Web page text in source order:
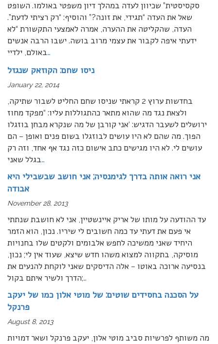
סקסיסטית” שכיוון לעדה במהלך דיון משפטי באולמו. השופט
שאל את העדה “תגידי, את זונה?” והוסיף: “רק רציתי לדעת”.
העדה, שהקליטה את ההערה, אמרה לאמצעי התקשורת “לא
ידעתי איפה לקבור את עצמי מרוב בושה. ישבו הרבה אנשים
באולם, ילדיי…
ניסו שחם: הקוזאק שנגזל
January 22, 2014
בחדשות ערוץ 2 קראתי שניסו שחם החליט לשבור שתיקה,
ולצאת נגד מה שהוא מתאר כהתגוללות עליו: “מפקד מחוז
ירושלים לשעבר הדגיש: ‘אני קורבן של מה שנקרא מבחן בוזגלו
הפוך. מה שהם לא היו עושים לבוזגלו בשום פנים ואופן – הם
עושים לי. לא היו מגישים כתב אישום כזה נגד אף אחד, וזה רק
בגלל שאני…
אני רואה אותה בדרך לגימנסיה; אני חושב שבשבילי היא
אבודה
November 28, 2013
עד ההודעה על מותו של אריק איינשטיין, אני לא חושבת שנתתי
אי פעם את דעתי עד כמה חשובים לי שיריו. נכון, הוא הזמר
היחיד שאני ממשיכה לחפש אלבומים ולקטים שלו בחנויות
מוסיקה, בתקווה למצוא משהו חדש שיצא, שעוד אין לי; נכון,
בנסיעה ארוכה באוטו – אלה הדיסקים שאני לוקחת להנעים את
הדרך ולשיר איתם בקול;…
על הסכנה בחסידים שוטים: של מוטי אלון כמו של יעקב
פרנקל
August 8, 2013
מה משותף לפרשיות סביב מוטי אלון, יעקב פרנקל ושאר דמויות